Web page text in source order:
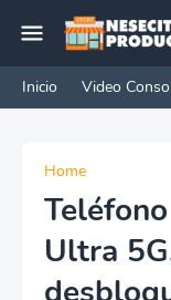
Inicio Video
Home
Ultra